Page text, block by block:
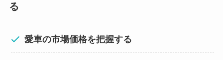
る
愛車の市場価格を把握する